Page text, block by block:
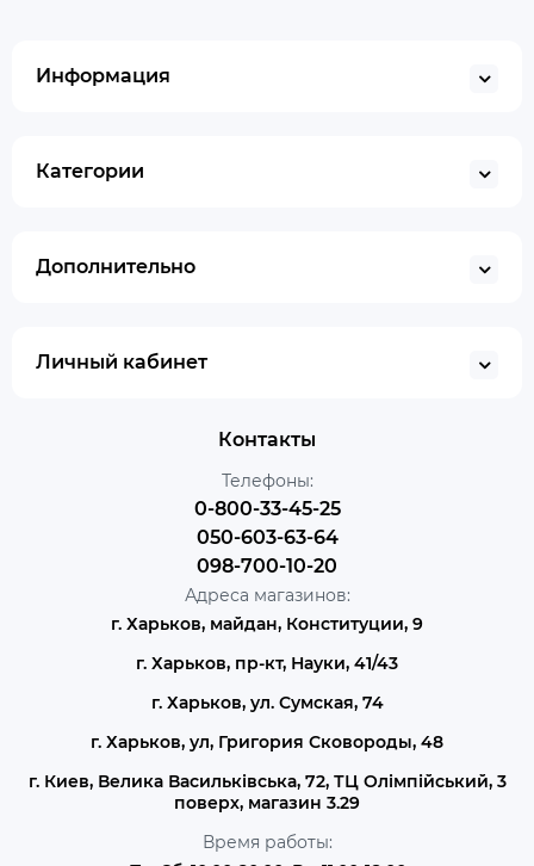
Информация
Категории
Дополнительно
Личный кабинет
Контакты
Телефоны:
0-800-33-45-25
050-603-63-64
098-700-10-20
Адреса магазинов:
г. Харьков, майдан, Конституции, 9
г. Харьков, пр-кт, Науки, 41/43
г. Харьков, ул. Сумская, 74
г. Харьков, ул, Григория Сковороды, 48
г. Киев, Велика Васильківська, 72, ТЦ Олімпійський, 3
поверх, магазин 3.29
Время работы: